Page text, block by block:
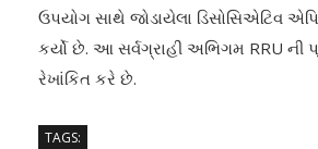
ઉપયોગ સાથે જોડાયેલા ડિસોસિએટિવ
કર્યો છે. આ સર્વગ્રાહી અભિગમ RRU ની
રેખાંકિત કરે છે.
TAGS: